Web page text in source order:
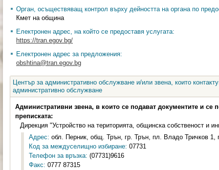
Орган, осъществяващ контрол върху дейността на органа по
Кмет на община
Електронен адрес, на който се предоставя услугата:
https://tran.egov.bg/
Електронен адрес за предложения:
obshtina@tran.egov.bg
Център за административно обслужване и/или звена, които
административно обслужване
Административни звена, в които се подават документите и се
преписката:
Дирекция "Устройство на територията, общинска собственост и
Адрес: обл. Перник, общ. Трън, гр. Трън, пл. Владо Тричков 1,
Код за междуселищно избиране: 07731
Телефон за връзка: (07731)9616
Факс: 0777 87315